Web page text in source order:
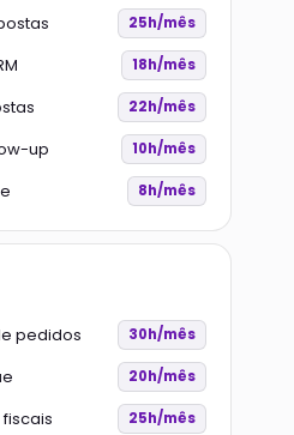
25h/mês
18h/mês
22h/mês
up 10h/mês
8h/mês
pedidos 30h/mês
20h/mês
25h/mês